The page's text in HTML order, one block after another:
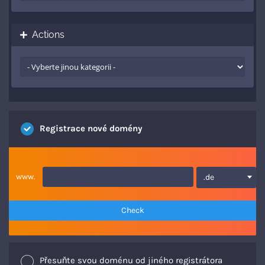
Actions
Registrace nové domény
www. .de
Check
Přesuňte svou doménu od jiného registrátora